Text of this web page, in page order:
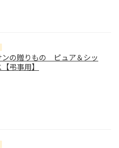
ンの贈りもの ピュア＆シッ
弔事用】